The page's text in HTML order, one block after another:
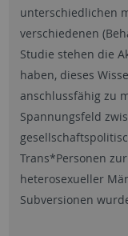
unterschiedlichen
verschiedenen
Studie stehen die
haben, dieses
anschlussfähig zu
Spannungsfeld
Trans*Personen
heterosexueller
Subversionen